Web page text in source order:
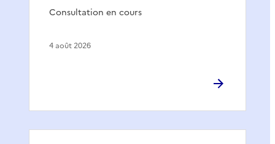
Consultation en cours
4 août 2026